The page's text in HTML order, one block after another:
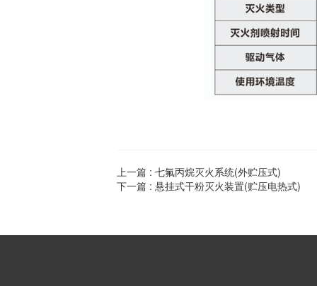
上一篇 : 七氟丙烷灭火系统(外贮压式)
下一篇 : 悬挂式干粉灭火装置(贮压电热式)